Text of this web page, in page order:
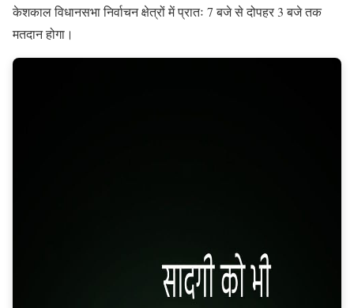
केशकाल विधानसभा निर्वाचन क्षेत्रों में प्रातः 7 बजे से दोपहर 3 बजे तक
मतदान होगा।